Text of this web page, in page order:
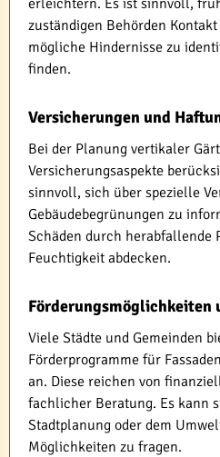
erleichtern. Es ist sinnvoll,
zuständigen Behörden
mögliche Hindernisse zu
finden.
Versicherungen und
Bei der Planung vertikaler
Versicherungsaspekte
sinnvoll, sich über spezielle
Gebäudebegrünungen zu
Schäden durch herabfallende
Feuchtigkeit abdecken.
Förderungsmöglichkeiten
Viele Städte und Gemeinden
Förderprogramme für
an. Diese reichen von
fachlicher Beratung. Es kann
Stadtplanung oder dem
Möglichkeiten zu fragen.